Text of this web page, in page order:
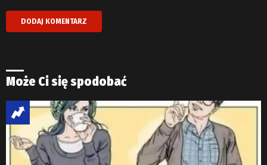
Może Ci się spodobać